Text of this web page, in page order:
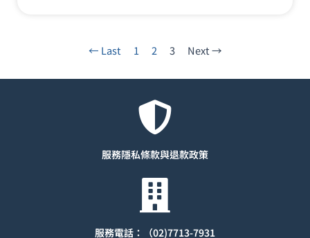
← Last 1 2 3 Next →
服務隱私條款與退款政策
服務電話：（02)7713-7931